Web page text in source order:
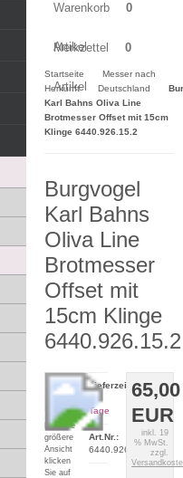
Warenkorb 0
Artikel
Merkzettel 0
Artikel
Startseite
Messer nach
Herkunft
Deutschland
Karl Bahns Oliva Line
Brotmesser Offset mit 15cm
Klinge 6440.926.15.2
Burgvogel
Karl Bahns
Oliva Line
Brotmesser
Offset mit
15cm Klinge
6440.926.15.2
Für eine
größere
Ansicht
klicken
Sie auf
65,00
EUR
inkl. 19
% MwSt.
zzgl.
Lieferzeit:
2-5
Tage
Art.Nr.:
6440.926.15.2